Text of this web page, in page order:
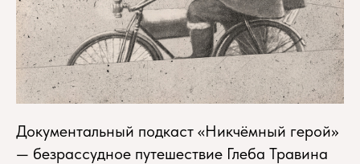
Документальный подкаст «Никчёмный герой»
— безрассудное путешествие Глеба Травина